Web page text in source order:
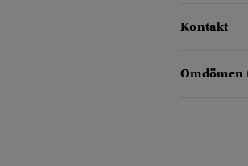
Kontakt
Omdömen